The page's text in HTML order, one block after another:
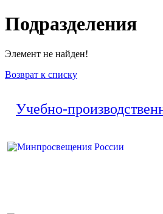
Подразделения
Элемент не найден!
Возврат к списку
Учебно-